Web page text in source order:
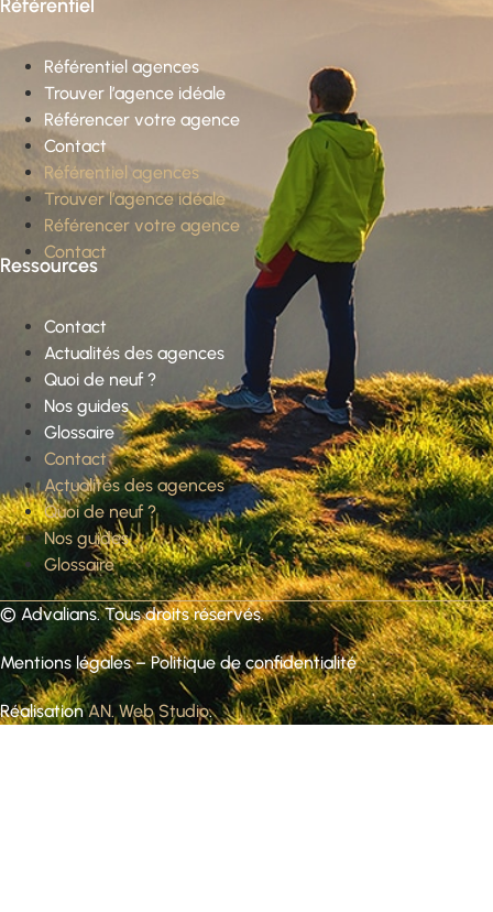
Référentiel
Référentiel agences
Trouver l’agence idéale
Référencer votre agence
Contact
Référentiel agences
Trouver l’agence idéale
Référencer votre agence
Contact
Ressources
Contact
Actualités des agences
Quoi de neuf ?
Nos guides
Glossaire
Contact
Actualités des agences
Quoi de neuf ?
Nos guides
Glossaire
© Advalians. Tous droits réservés.
Mentions légales–Politique de confidentialité
RéalisationAN. Web Studio.